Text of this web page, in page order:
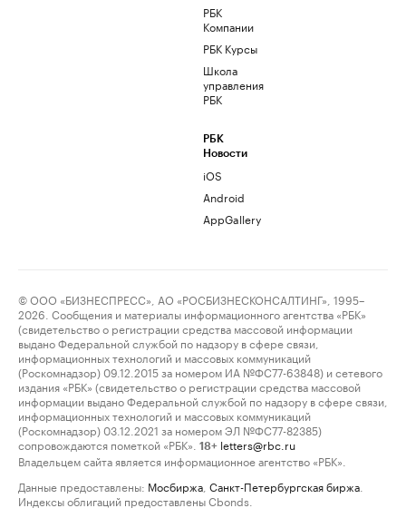
РБК
Компании
РБК Курсы
Школа
управления
РБК
РБК
Новости
iOS
Android
AppGallery
© ООО «БИЗНЕСПРЕСС», АО «РОСБИЗНЕСКОНСАЛТИНГ», 1995–
2026. Сообщения и материалы информационного агентства «РБК»
(свидетельство о регистрации средства массовой информации
выдано Федеральной службой по надзору в сфере связи,
информационных технологий и массовых коммуникаций
(Роскомнадзор) 09.12.2015 за номером ИА №ФС77-63848) и сетевого
издания «РБК» (свидетельство о регистрации средства массовой
информации выдано Федеральной службой по надзору в сфере связи,
информационных технологий и массовых коммуникаций
(Роскомнадзор) 03.12.2021 за номером ЭЛ №ФС77-82385)
сопровождаются пометкой «РБК».
18+ letters@rbc.ru
Владельцем сайта является информационное агентство «РБК».
Данные предоставлены: Мосбиржа Санкт-Петербургская биржа
Индексы облигаций предоставлены Cbonds.